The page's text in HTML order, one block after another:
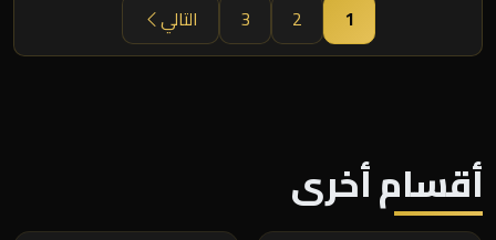
1
2
3 التالي
أقسام أخرى